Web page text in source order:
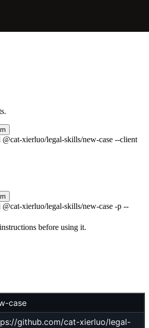
xierluo/legal-skills/new-case --client
xierluo/legal-skills/new-case -p --
before using it.
case
github.com/cat-xierluo/legal-